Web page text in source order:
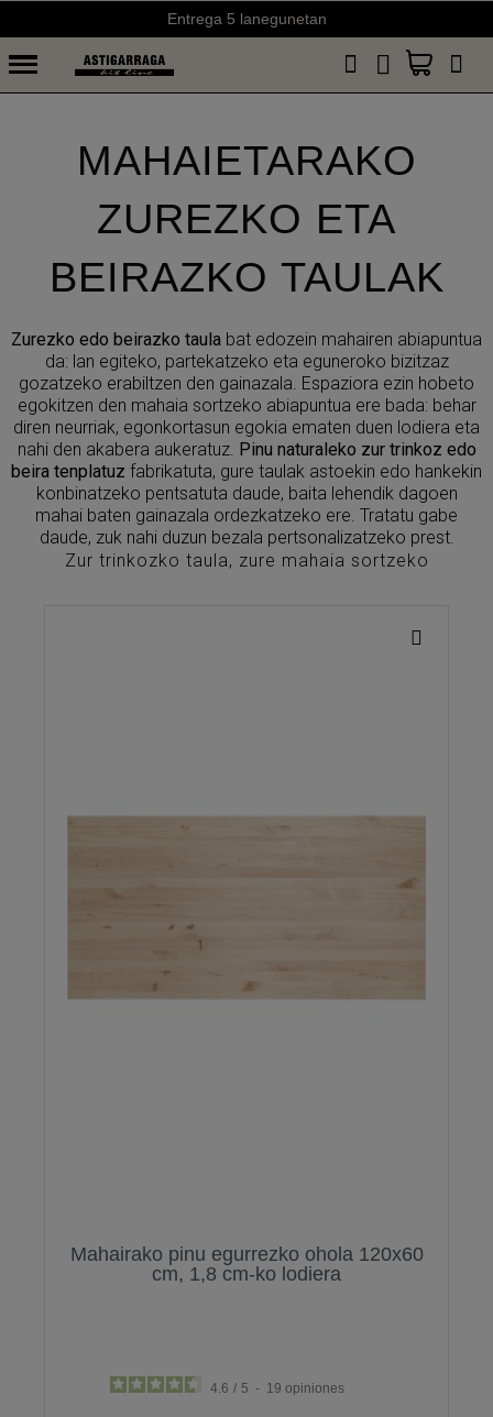
Entrega 5 lanegunetan
MAHAIETARAKO
ZUREZKO ETA
BEIRAZKO TAULAK
Zurezko edo beirazko taula bat edozein mahairen abiapuntua
da: lan egiteko, partekatzeko eta eguneroko bizitzaz
gozatzeko erabiltzen den gainazala. Espaziora ezin hobeto
egokitzen den mahaia sortzeko abiapuntua ere bada: behar
diren neurriak, egonkortasun egokia ematen duen lodiera eta
nahi den akabera aukeratuz. Pinu naturaleko zur trinkoz edo
beira tenplatuz fabrikatuta, gure taulak astoekin edo hankekin
konbinatzeko pentsatuta daude, baita lehendik dagoen
mahai baten gainazala ordezkatzeko ere. Tratatu gabe
daude, zuk nahi duzun bezala pertsonalizatzeko prest.
Zur trinkozko taula, zure mahaia sortzeko
Mahairako pinu egurrezko ohola 120x60
cm, 1,8 cm-ko lodiera
4.6 / 5 - 19opiniones